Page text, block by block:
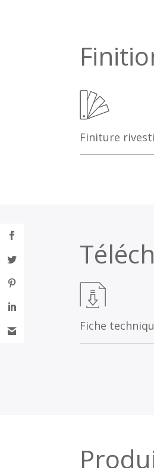
Finiture
Fiche